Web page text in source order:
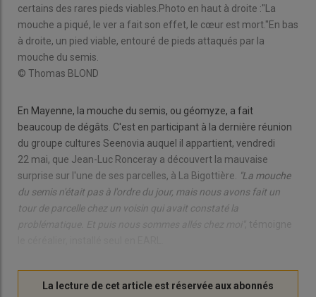
certains des rares pieds viables.Photo en haut à droite :"La
mouche a piqué, le ver a fait son effet, le cœur est mort."En bas
à droite, un pied viable, entouré de pieds attaqués par la
mouche du semis.
© Thomas BLOND
En Mayenne, la mouche du semis, ou géomyze, a fait
beaucoup de dégâts. C'est en participant à la dernière réunion
du groupe cultures Seenovia auquel il appartient, vendredi
22 mai, que Jean-Luc Ronceray a découvert la mauvaise
surprise sur l'une de ses parcelles, à La Bigottière. "La mouche
du semis n'était pas à l'ordre du jour, mais nous avons fait un
tour de parcelle chez un voisin qui avait constaté la